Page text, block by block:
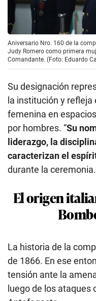
Aniversario Nro. 160 de la
Judy Romero como primera
Comandante. (Foto: Eduardo
Su designación
la institución y
femenina en
por hombres. “Su
liderazgo, la
caracterizan el
durante la ceremonia.
El origen
La historia de la
de 1866. En ese
tensión ante la
luego de los ataques